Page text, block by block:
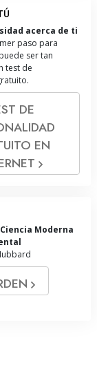
acerca de ti
paso para
ser tan
test de
DE
EN
Moderna